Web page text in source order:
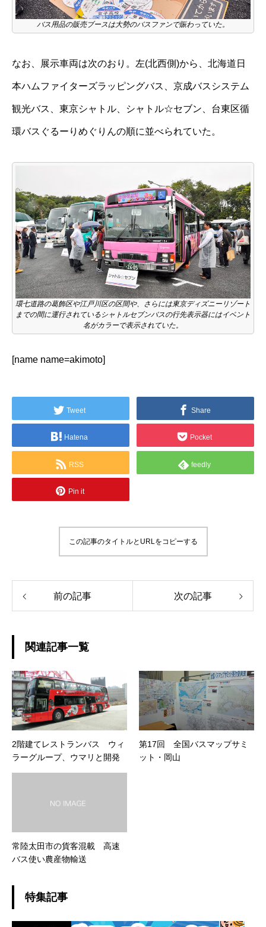
バス用品の販売ブースは大勢のバスファンで賑わっていた。
なお、展示車両は次のおり。左(北西側)から、北海道日
本ハムファイターズラッピングバス、京成バスシステム
観光バス、東京シャトル、シャトル☆セブン、台東区循
環バスぐるーりめぐりんの順に並べられていた。
環七道路の葛飾区や江戸川区の区間や、さらには東京ディズニーリゾート
までの間に運行されているシャトルセブンバスの行先表示器にはイベント
名がカラーで表示されていた。
[name name=akimoto]
Tweet Share
Hatena Pocket
RSS feedly
Pin it
この記事のタイトルとURLをコピーする
前の記事 次の記事
関連記事一覧
2階建てレストランバス ウィ
ラーグループ、ウマリと開発
第17回 全国バスマップサミ
ット・岡山
常陸太田市の貨客混載 高速
バス使い農産物輸送
特集記事